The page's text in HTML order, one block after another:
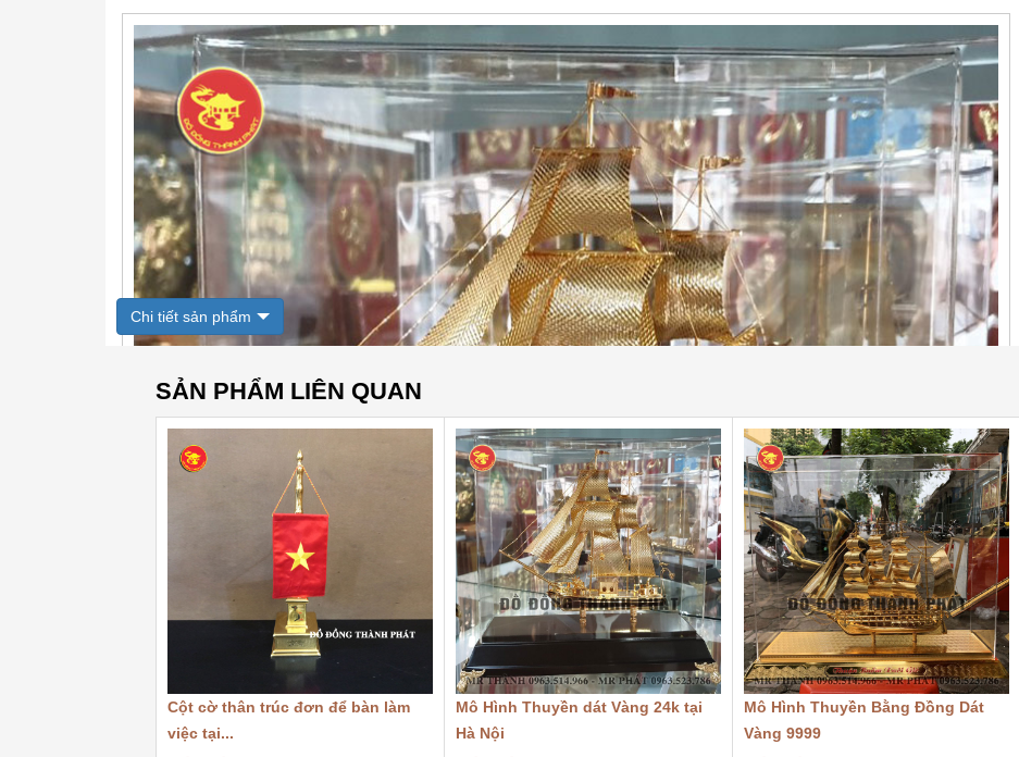
Chi tiết sản phẩm
SẢN PHẨM LIÊN QUAN
Cột cờ thân trúc đơn để bàn làm
việc tại...
Mô Hình Thuyền dát Vàng 24k tại
Hà Nội
Mô Hình Thuyền Bằng Đồng Dát
Vàng 9999